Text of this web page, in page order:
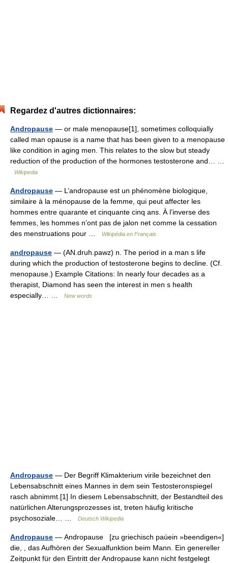
Regardez d'autres dictionnaires:
Andropause — or male menopause[1], sometimes colloquially
called man opause is a name that has been given to a menopause
like condition in aging men. This relates to the slow but steady
reduction of the production of the hormones testosterone and… …
Wikipedia
Andropause — L’andropause est un phénomène biologique,
similaire à la ménopause de la femme, qui peut affecter les
hommes entre quarante et cinquante cinq ans. À l’inverse des
femmes, les hommes n’ont pas de jalon net comme la cessation
des menstruations pour …
Wikipédia en Français
andropause — (AN.druh.pawz) n. The period in a man s life
during which the production of testosterone begins to decline. (Cf.
menopause.) Example Citations: In nearly four decades as a
therapist, Diamond has seen the interest in men s health
especially… …
New words
Andropause — Der Begriff Klimakterium virile bezeichnet den
Lebensabschnitt eines Mannes in dem sein Testosteronspiegel
rasch abnimmt.[1] In diesem Lebensabschnitt, der Bestandteil des
natürlichen Alterungsprozesses ist, treten häufig kritische
psychosoziale… …
Deutsch Wikipedia
Andropause — Ạndropause [zu griechisch paúein »beendigen«]
die, , das Aufhören der Sexualfunktion beim Mann. Ein genereller
Zeitpunkt für den Eintritt der Andropause kann nicht festgelegt